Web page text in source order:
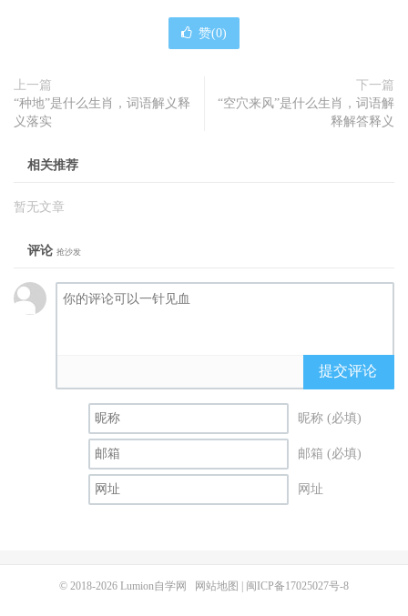
赞(0)
上一篇
“种地”是什么生肖，词语解义释
义落实
下一篇
“空穴来风”是什么生肖，词语解
释解答释义
相关推荐
暂无文章
评论 抢沙发
提交评论
昵称 (必填)
邮箱 (必填)
网址
© 2018-2026 Lumion自学网 网站地图 闽ICP备17025027号-8